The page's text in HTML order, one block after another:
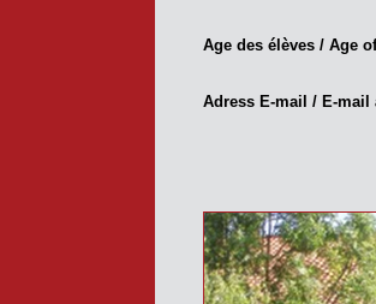
Age des élèves / Age
Adress E-mail / E-mail